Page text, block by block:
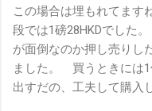
この場合は埋もれてま
段では1磅28HKDでした
が面倒なのか押し売りし
ました。 買うときには1
出すだの、工夫して購入